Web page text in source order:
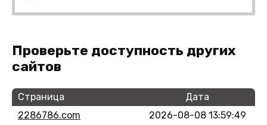
Проверьте доступность других
сайтов
Страница
Дата
2286786.com
2026-08-08 13:59:49